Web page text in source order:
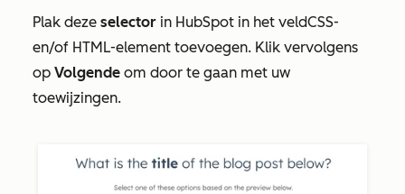
Plak deze selector in HubSpot in het veldCSS-
en/of HTML-element toevoegen. Klik vervolgens
op Volgende om door te gaan met uw
toewijzingen.